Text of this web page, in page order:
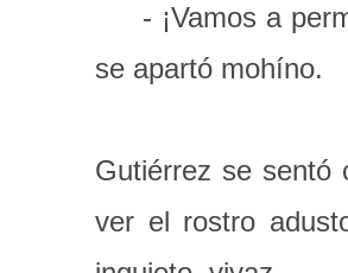
- ¡Vamos a
se apartó mohíno.
Gutiérrez se sentó
ver el rostro